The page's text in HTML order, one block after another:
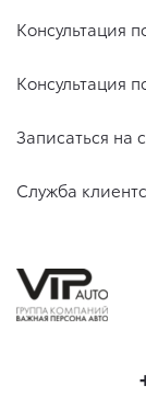
Консультация
Консультация
Записаться на
Служба